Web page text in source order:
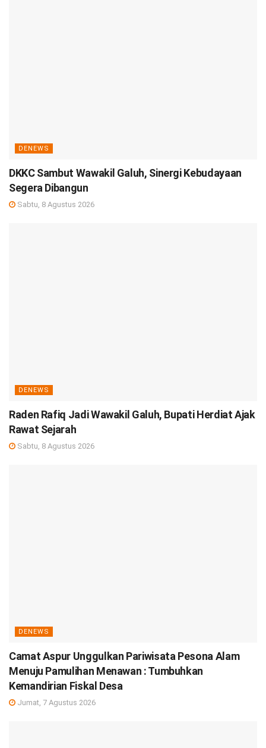
DENEWS
DKKC Sambut Wawakil Galuh, Sinergi Kebudayaan
Segera Dibangun
Sabtu, 8 Agustus 2026
DENEWS
Raden Rafiq Jadi Wawakil Galuh, Bupati Herdiat Ajak
Rawat Sejarah
Sabtu, 8 Agustus 2026
DENEWS
Camat Aspur Unggulkan Pariwisata Pesona Alam
Menuju Pamulihan Menawan : Tumbuhkan
Kemandirian Fiskal Desa
Jumat, 7 Agustus 2026